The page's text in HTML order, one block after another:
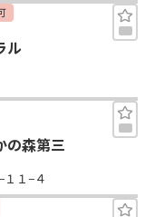
ル
の森第三
１−４